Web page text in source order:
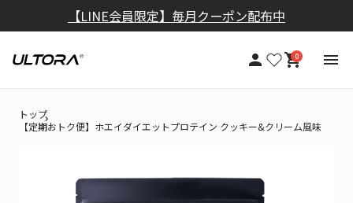
トップ
【定期おトク便】ホエイダイエットプロテイン クッキー&クリーム風味
【定期おトク便】10％OFF+送料無料
0